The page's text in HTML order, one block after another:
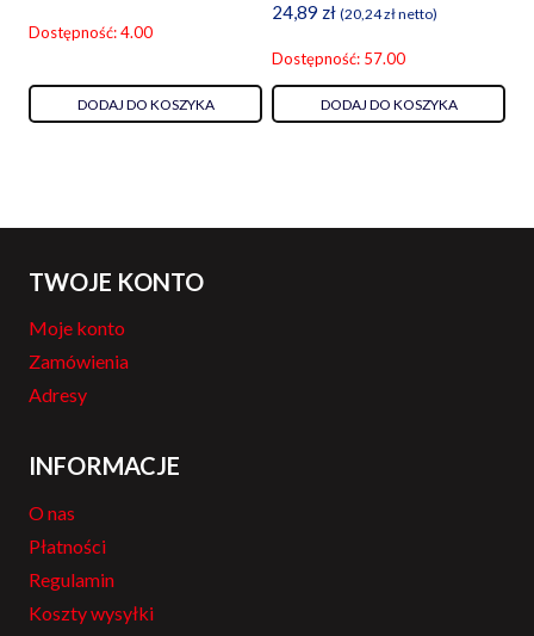
Dostępność: 4.00
DODAJ DO KOSZYKA
24,89 zł (20,24złnetto)
Dostępność: 57.00
DODAJ DO KOSZYKA
TWOJE KONTO
Moje konto
Zamówienia
Adresy
INFORMACJE
O nas
Płatności
Regulamin
Koszty wysyłki